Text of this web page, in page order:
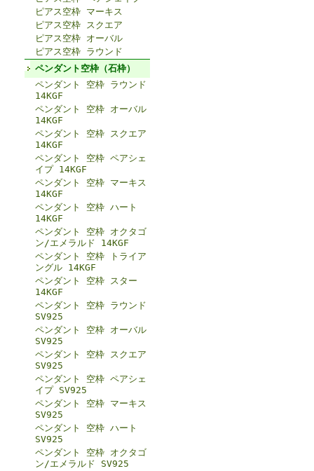
ピアス空枠 マーキス
ピアス空枠 スクエア
ピアス空枠 オーバル
ピアス空枠 ラウンド
ペンダント空枠（石枠）
ペンダント 空枠 ラウンド
14KGF
ペンダント 空枠 オーバル
14KGF
ペンダント 空枠 スクエア
14KGF
ペンダント 空枠 ペアシェ
イプ 14KGF
ペンダント 空枠 マーキス
14KGF
ペンダント 空枠 ハート
14KGF
ペンダント 空枠 オクタゴ
ン/エメラルド 14KGF
ペンダント 空枠 トライア
ングル 14KGF
ペンダント 空枠 スター
14KGF
ペンダント 空枠 ラウンド
SV925
ペンダント 空枠 オーバル
SV925
ペンダント 空枠 スクエア
SV925
ペンダント 空枠 ペアシェ
イプ SV925
ペンダント 空枠 マーキス
SV925
ペンダント 空枠 ハート
SV925
ペンダント 空枠 オクタゴ
ン/エメラルド SV925